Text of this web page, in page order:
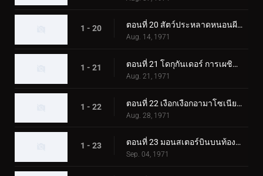
1 - 20 ตอนที่ 20 สัตว์ประหลาดหนอนผีเสื้อพ่นไฟ: โดกุกันเดอร์
Aug. 14, 1971
1 - 21 ตอนที่ 21 โดกุกันเดอร์ การเผชิญหน้าในปราสาทโอซาก้า
Aug. 21, 1971
1 - 22 ตอนที่ 22 เงือกเงือกอามาโซเนียที่น่าสงสัย
Aug. 28, 1971
1 - 23 ตอนที่ 23 มอนสเตอร์บินบนท้องฟ้า มูซาเบดอล
Sep. 04, 1971